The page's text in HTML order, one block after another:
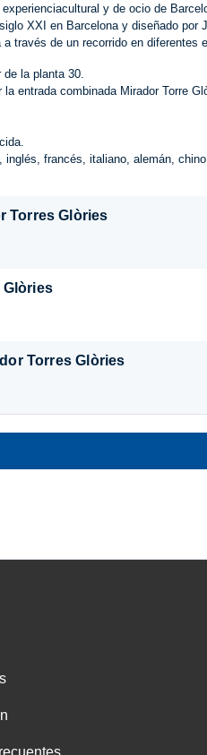
y de ocio de
XXI en Barcelona y diseñado por
través de un recorrido en diferentes
la planta 30.
entrada combinada Mirador Torre
inglés, francés, italiano, alemán,
Torres Glòries
Glòries
Torres Glòries